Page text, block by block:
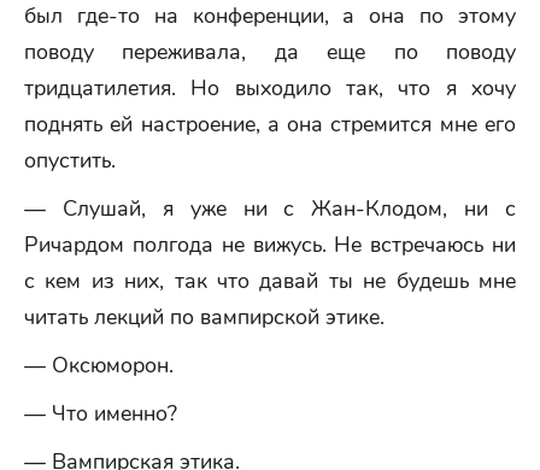
был где-то на конференции, а она по этому
поводу переживала, да еще по поводу
тридцатилетия. Но выходило так, что я хочу
поднять ей настроение, а она стремится мне его
опустить.
— Слушай, я уже ни с Жан-Клодом, ни с
Ричардом полгода не вижусь. Не встречаюсь ни
с кем из них, так что давай ты не будешь мне
читать лекций по вампирской этике.
— Оксюморон.
— Что именно?
— Вампирская этика.